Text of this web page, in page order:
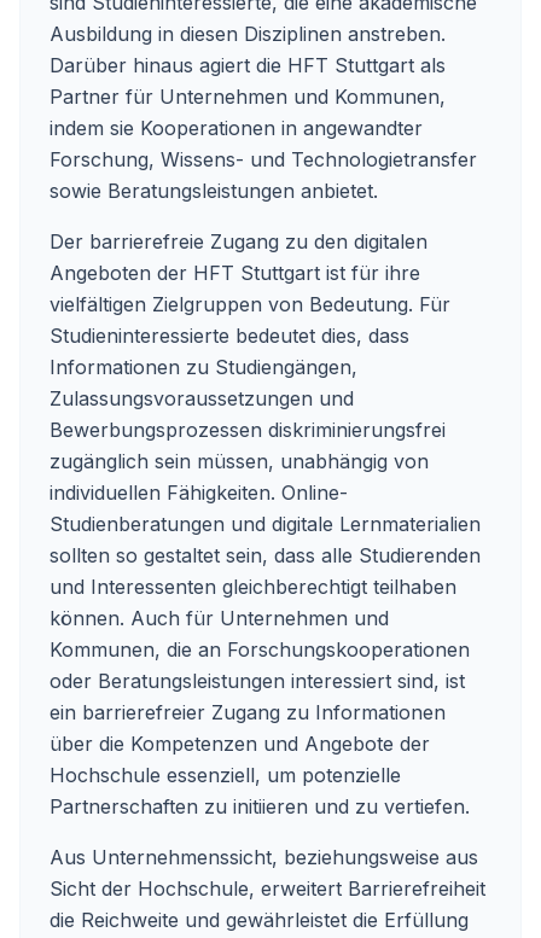
Ausbildung in diesen Disziplinen anstreben.
Darüber hinaus agiert die HFT Stuttgart als
Partner für Unternehmen und Kommunen,
indem sie Kooperationen in angewandter
Forschung, Wissens- und Technologietransfer
sowie Beratungsleistungen anbietet.
Der barrierefreie Zugang zu den digitalen
Angeboten der HFT Stuttgart ist für ihre
vielfältigen Zielgruppen von Bedeutung. Für
Studieninteressierte bedeutet dies, dass
Informationen zu Studiengängen,
Zulassungsvoraussetzungen und
Bewerbungsprozessen diskriminierungsfrei
zugänglich sein müssen, unabhängig von
individuellen Fähigkeiten. Online-
Studienberatungen und digitale Lernmaterialien
sollten so gestaltet sein, dass alle Studierenden
und Interessenten gleichberechtigt teilhaben
können. Auch für Unternehmen und
Kommunen, die an Forschungskooperationen
oder Beratungsleistungen interessiert sind, ist
ein barrierefreier Zugang zu Informationen
über die Kompetenzen und Angebote der
Hochschule essenziell, um potenzielle
Partnerschaften zu initiieren und zu vertiefen.
Aus Unternehmenssicht, beziehungsweise aus
Sicht der Hochschule, erweitert Barrierefreiheit
die Reichweite und gewährleistet die Erfüllung